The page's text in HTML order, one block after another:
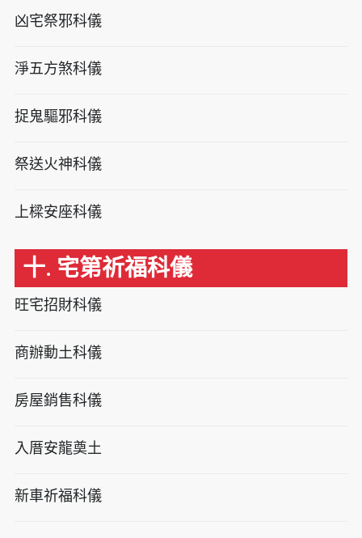
凶宅祭邪科儀
淨五方煞科儀
捉鬼驅邪科儀
祭送火神科儀
上樑安座科儀
十. 宅第祈福科儀
旺宅招財科儀
商辦動土科儀
房屋銷售科儀
入厝安龍奠土
新車祈福科儀